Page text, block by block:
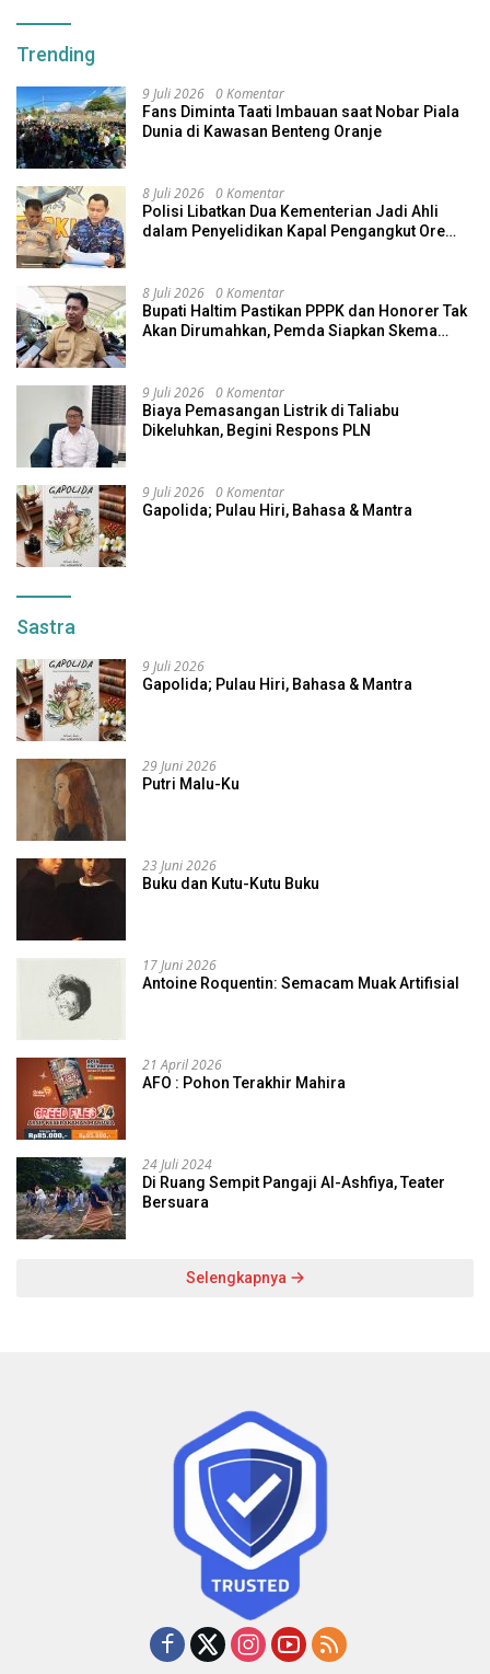
Trending
9 Juli 2026 0 Komentar
Fans Diminta Taati Imbauan saat Nobar Piala
Dunia di Kawasan Benteng Oranje
8 Juli 2026 0 Komentar
Polisi Libatkan Dua Kementerian Jadi Ahli
dalam Penyelidikan Kapal Pengangkut Ore
8 Juli 2026 0 Komentar
Bupati Haltim Pastikan PPPK dan Honorer Tak
Akan Dirumahkan, Pemda Siapkan Skema
9 Juli 2026 0 Komentar
Biaya Pemasangan Listrik di Taliabu
Dikeluhkan, Begini Respons PLN
9 Juli 2026 0 Komentar
Gapolida; Pulau Hiri, Bahasa & Mantra
Sastra
9 Juli 2026
Gapolida; Pulau Hiri, Bahasa & Mantra
29 Juni 2026
Putri Malu-Ku
23 Juni 2026
Buku dan Kutu-Kutu Buku
17 Juni 2026
Antoine Roquentin: Semacam Muak Artifisial
21 April 2026
AFO : Pohon Terakhir Mahira
24 Juli 2024
Di Ruang Sempit Pangaji Al-Ashfiya, Teater
Bersuara
Selengkapnya